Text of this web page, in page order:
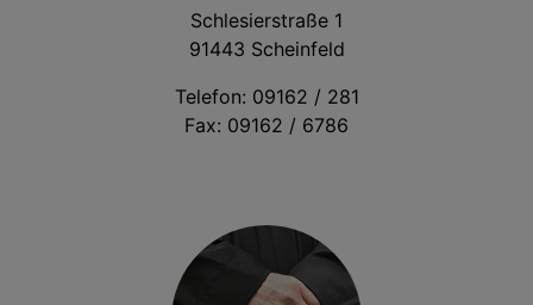
Schlesierstraße 1
91443 Scheinfeld
Telefon: 09162 / 281
Fax: 09162 / 6786